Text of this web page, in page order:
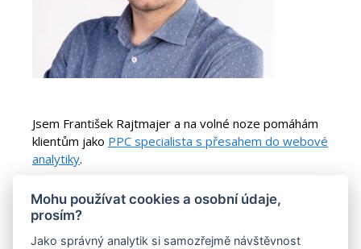
Jsem František Rajtmajer a na volné noze pomáhám
klientům jako PPC specialista s přesahem do webové
analytiky.
Pokud máš nápad na vylepšení tohoto webu nebo ti
tu něco chybí,
Mohu používat cookies a osobní údaje,
prosím?
Jako správný analytik si samozřejmě návštěvnost